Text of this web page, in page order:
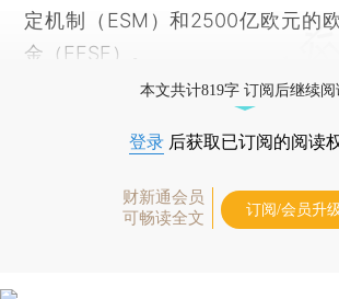
定机制（ESM）和2500亿欧元的
金（EFSF）。
本文共计819字 订阅后继续阅
登录 后获取已订阅的阅读
财新通会员
可畅读全文
订阅/会员升